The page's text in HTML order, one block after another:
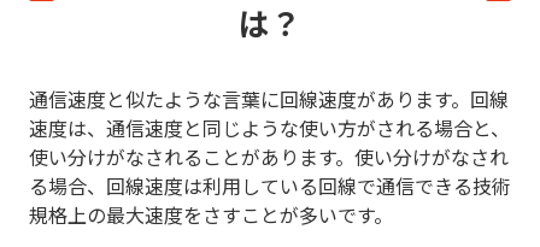
は？
通信速度と似たような言葉に回線速度があります。回線
速度は、通信速度と同じような使い方がされる場合と、
使い分けがなされることがあります。使い分けがなされ
る場合、回線速度は利用している回線で通信できる技術
規格上の最大速度をさすことが多いです。